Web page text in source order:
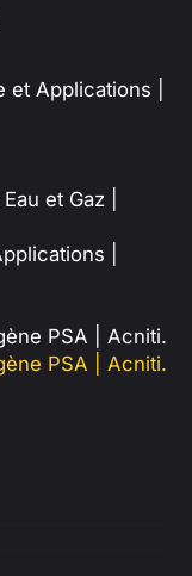
Applications |
et Gaz |
|
PSA | Acniti.
PSA | Acniti.